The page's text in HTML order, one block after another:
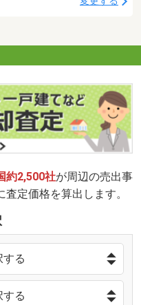
約2,500社が周辺の売出事
定価格を算出します。